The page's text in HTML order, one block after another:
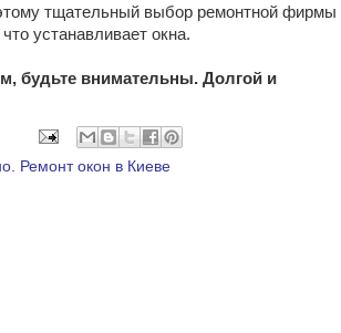
тщательный выбор ремонтной фирмы
устанавливает окна.
будьте внимательны. Долгой и
Ремонт окон в Киеве